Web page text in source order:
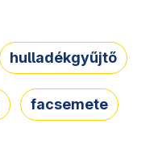
hulladékgyűjtő
facsemete